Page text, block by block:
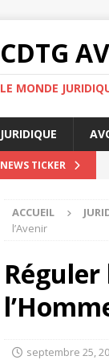
CDTG
LE MONDE
JURIDIQUE
NEWS TICKER
ACCUEIL
l’Avenir
septembre 25,